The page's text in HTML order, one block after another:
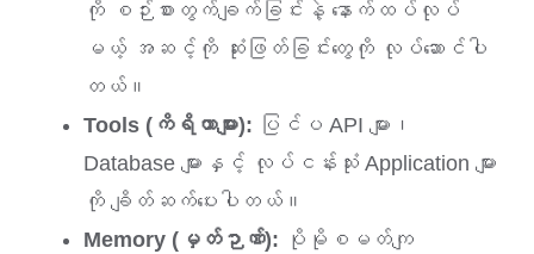
ကို စဉ်းစားတွက်ချက်ခြင်းနဲ့ နောက်ထပ်လုပ်
မယ့် အဆင့်ကို ဆုံးဖြတ်ခြင်းတွေကို လုပ်ဆောင်ပါ
တယ်။
Tools (ကိရိယာများ): ပြင်ပ API များ၊
Database များနှင့် လုပ်ငန်းသုံး Application များ
ကို ချိတ်ဆက်ပေးပါတယ်။
Memory (မှတ်ဉာဏ်): ပိုမိုစမတ်ကျ